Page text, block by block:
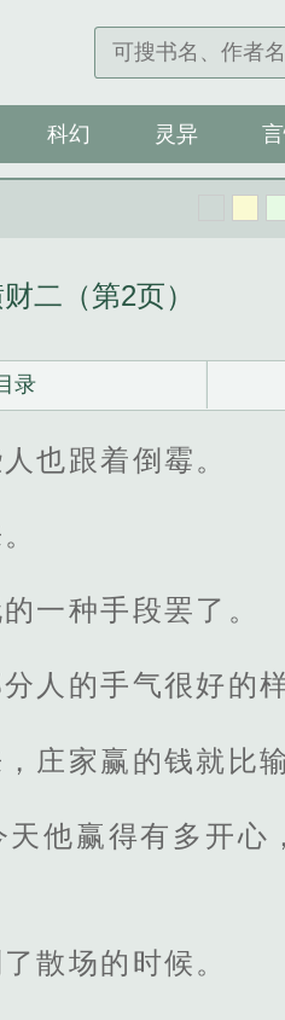
科幻 灵异
二（第2页）
录
也跟着倒霉。
一种手段罢了。
人的手气很好的样
庄家赢的钱就比
他赢得有多开心
散场的时候。